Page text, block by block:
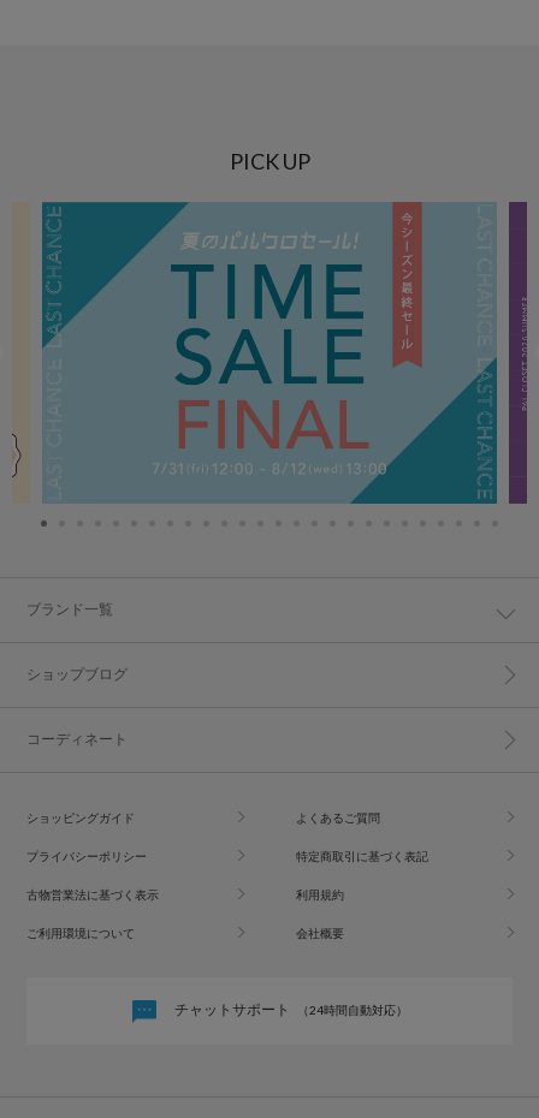
PICK UP
ブランド一覧
ショップブログ
コーディネート
ショッピングガイド よくあるご質問
プライバシーポリシー 特定商取引に基づく表記
古物営業法に基づく表示 利用規約
ご利用環境について 会社概要
チャットサポート （24時間自動対応）